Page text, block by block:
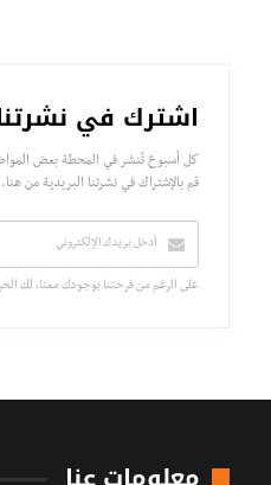
اشترك في نشرتنا
كل أسبوع تُنشر في المحطة بعض
قم بالإشتراك في نشرتنا البريدية من هنا.
على الرغم من فرحتنا بوجودك معنا، لك